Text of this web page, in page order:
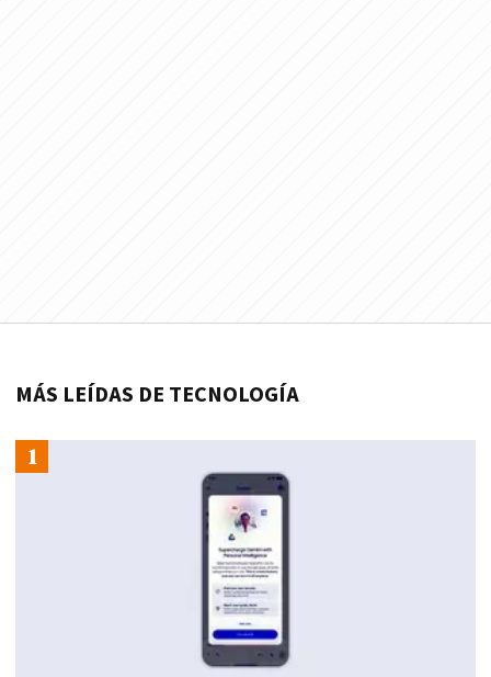
MÁS LEÍDAS DE TECNOLOGÍA